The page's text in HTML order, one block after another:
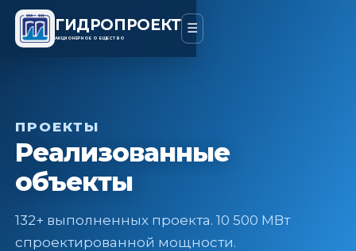
ГИДРОПРОЕКТ
АКЦИОНЕРНОЕ ОБЩЕСТВО
☰
ПРОЕКТЫ
Реализованные
объекты
132+ выполненных проекта. 10 500 МВт
спроектированной мощности.